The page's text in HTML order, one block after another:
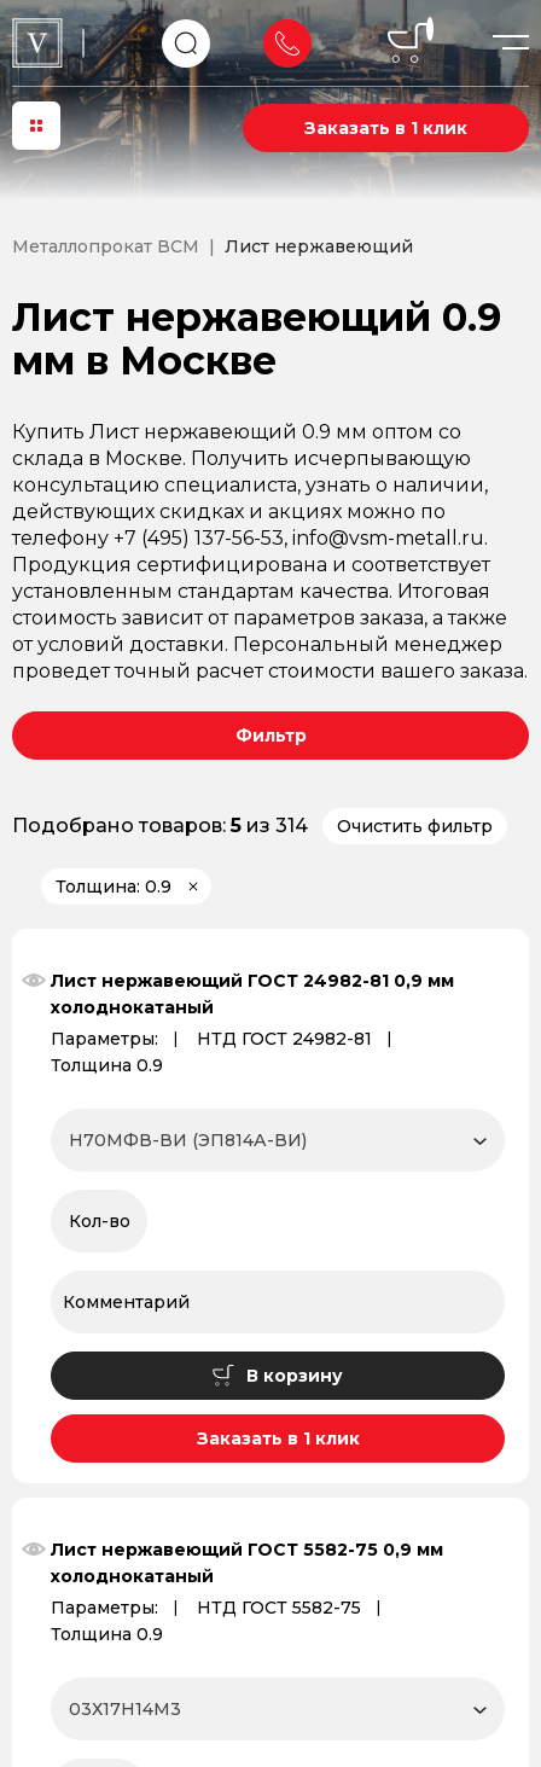
Заказать в 1 клик
Металлопрокат ВСМ Лист нержавеющий
Лист нержавеющий 0.9
мм в Москве
Купить Лист нержавеющий 0.9 мм оптом со
склада в Москве. Получить исчерпывающую
консультацию специалиста, узнать о наличии,
действующих скидках и акциях можно по
телефону +7 (495) 137-56-53, info@vsm-metall.ru.
Продукция сертифицирована и соответствует
установленным стандартам качества. Итоговая
стоимость зависит от параметров заказа, а также
от условий доставки. Персональный менеджер
проведет точный расчет стоимости вашего заказа.
Фильтр
Подобрано товаров:5 из 314 Очистить фильтр
Толщина: 0.9
Лист нержавеющий ГОСТ 24982-81 0,9 мм
холоднокатаный
Параметры:
НТД ГОСТ 24982-81
Толщина 0.9
В корзину
Заказать в 1 клик
Лист нержавеющий ГОСТ 5582-75 0,9 мм
холоднокатаный
Параметры:
НТД ГОСТ 5582-75
Толщина 0.9